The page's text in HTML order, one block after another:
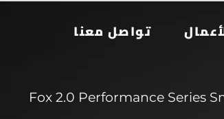
تواصل معنا
Fox 2.0 Performance Series